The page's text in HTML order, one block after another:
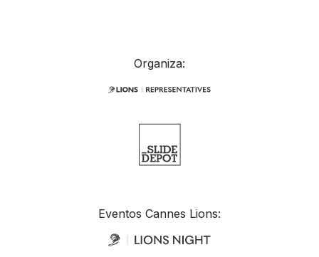
Organiza:
Eventos Cannes Lions: